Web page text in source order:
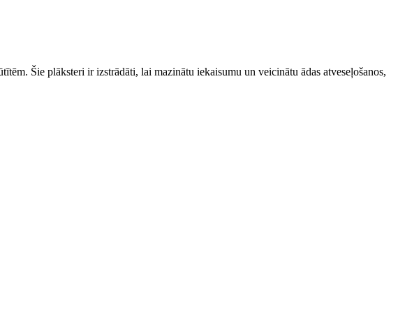
Šie plāksteri ir izstrādāti, lai mazinātu iekaisumu un veicinātu ādas atveseļošanos,